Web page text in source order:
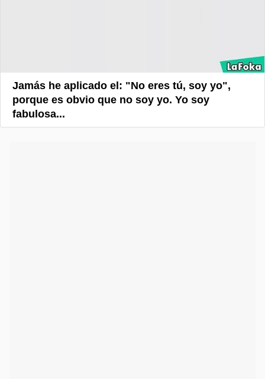
Jamás he aplicado el: "No eres tú, soy yo",
porque es obvio que no soy yo. Yo soy
fabulosa...